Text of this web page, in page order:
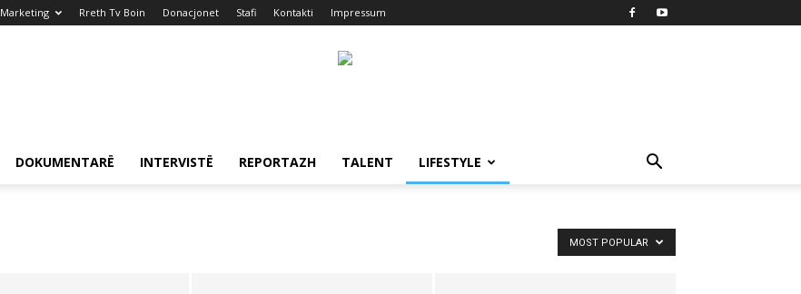
Marketing Rreth Tv Boin Donacjonet Stafi Kontakti Impressum
DOKUMENTARË INTERVISTË REPORTAZH TALENT LIFESTYLE
MOST POPULAR